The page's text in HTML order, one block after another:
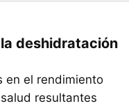
deshidratación
en el rendimiento
resultantes